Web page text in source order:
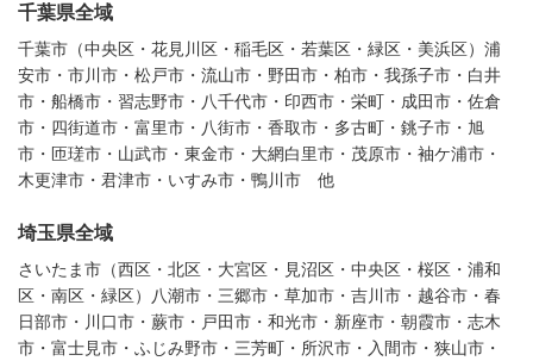
千葉県全域
千葉市（中央区・花見川区・稲毛区・若葉区・緑区・美浜区）浦
安市・市川市・松戸市・流山市・野田市・柏市・我孫子市・白井
市・船橋市・習志野市・八千代市・印西市・栄町・成田市・佐倉
市・四街道市・富里市・八街市・香取市・多古町・銚子市・旭
市・匝瑳市・山武市・東金市・大網白里市・茂原市・袖ケ浦市・
木更津市・君津市・いすみ市・鴨川市 他
埼玉県全域
さいたま市（西区・北区・大宮区・見沼区・中央区・桜区・浦和
区・南区・緑区）八潮市・三郷市・草加市・吉川市・越谷市・春
日部市・川口市・蕨市・戸田市・和光市・新座市・朝霞市・志木
市・富士見市・ふじみ野市・三芳町・所沢市・入間市・狭山市・